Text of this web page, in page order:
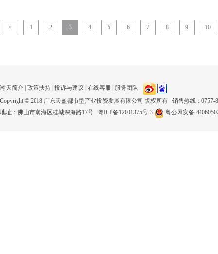
< 1 2 3 4 5 6 7 8 9 10
瀚天简介 政策扶持 投诉与建议 在线客服
服务团队
Copyright © 2018 广东天盈都市型产业投资发展有限公司 版权所有 销售热线：0757-
地址：佛山市南海区桂城深海路17号 粤ICP备12001375号-3 粤公网安备